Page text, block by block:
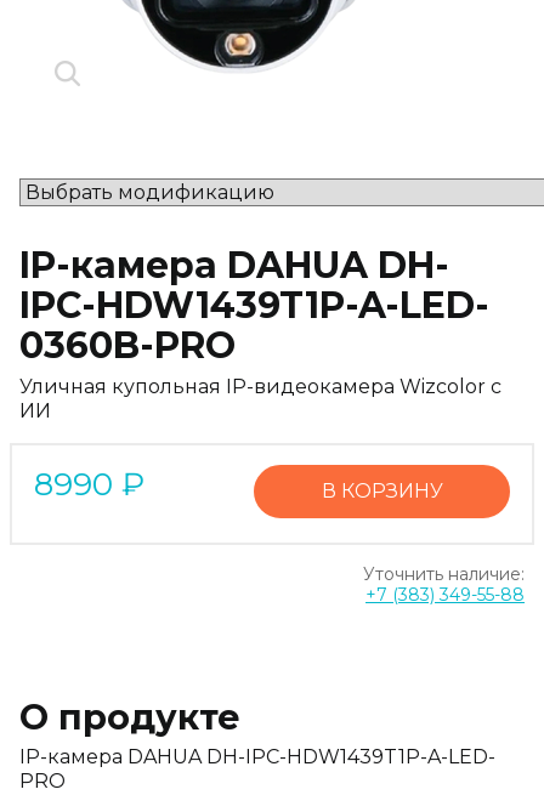
IP-камера DAHUA DH-
IPC-HDW1439T1P-A-LED-
0360B-PRO
Уличная купольная IP-видеокамера Wizcolor с
ИИ
8990 ₽ В КОРЗИНУ
Уточнить наличие:
+7 (383) 349-55-88
О продукте
IP-камера DAHUA DH-IPC-HDW1439T1P-A-LED-
PRO